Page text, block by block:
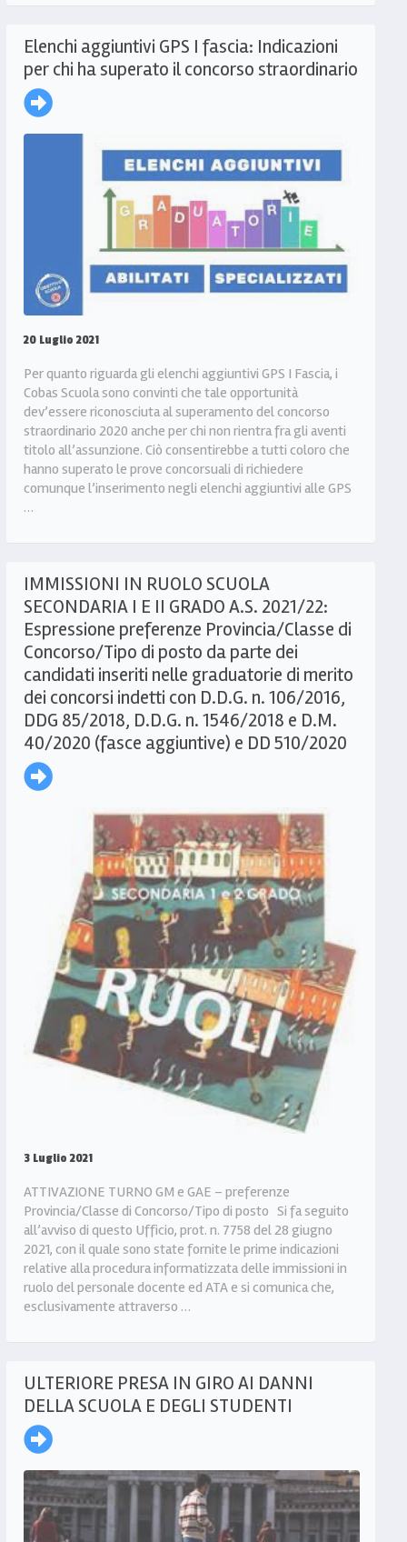
Elenchi aggiuntivi GPS I fascia: Indicazioni
per chi ha superato il concorso straordinario
20 Luglio 2021
Per quanto riguarda gli elenchi aggiuntivi GPS I Fascia, i
Cobas Scuola sono convinti che tale opportunità
dev’essere riconosciuta al superamento del concorso
straordinario 2020 anche per chi non rientra fra gli aventi
titolo all’assunzione. Ciò consentirebbe a tutti coloro che
hanno superato le prove concorsuali di richiedere
comunque l’inserimento negli elenchi aggiuntivi alle GPS
…
IMMISSIONI IN RUOLO SCUOLA
SECONDARIA I E II GRADO A.S. 2021/22:
Espressione preferenze Provincia/Classe di
Concorso/Tipo di posto da parte dei
candidati inseriti nelle graduatorie di merito
dei concorsi indetti con D.D.G. n. 106/2016,
DDG 85/2018, D.D.G. n. 1546/2018 e D.M.
40/2020 (fasce aggiuntive) e DD 510/2020
3 Luglio 2021
ATTIVAZIONE TURNO GM e GAE – preferenze
Provincia/Classe di Concorso/Tipo di posto Si fa seguito
all’avviso di questo Ufficio, prot. n. 7758 del 28 giugno
2021, con il quale sono state fornite le prime indicazioni
relative alla procedura informatizzata delle immissioni in
ruolo del personale docente ed ATA e si comunica che,
esclusivamente attraverso …
ULTERIORE PRESA IN GIRO AI DANNI
DELLA SCUOLA E DEGLI STUDENTI